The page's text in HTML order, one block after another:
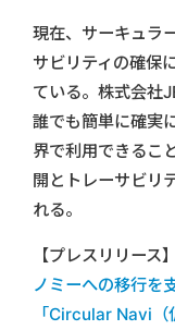
現在、サーキュラ
サビリティの確保
ている。株式会社
誰でも簡単に確実
界で利用できるこ
開とトレーサビリ
れる。
【プレスリリース】
ノミーへの移行を
「Circular Navi（